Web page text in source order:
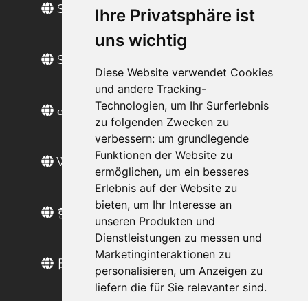
Ihre Privatsphäre ist
uns wichtig
Diese Website verwendet Cookies
und andere Tracking-
Technologien, um Ihr Surferlebnis
zu folgenden Zwecken zu
verbessern: um grundlegende
Funktionen der Website zu
ermöglichen, um ein besseres
Erlebnis auf der Website zu
bieten, um Ihr Interesse an
unseren Produkten und
Dienstleistungen zu messen und
Marketinginteraktionen zu
personalisieren, um Anzeigen zu
liefern die für Sie relevanter sind.
Site en français
Sitio web en español
сайт на русском
Web sitesi türkçe
한국 웹 사이트
日本語のウェブサイト